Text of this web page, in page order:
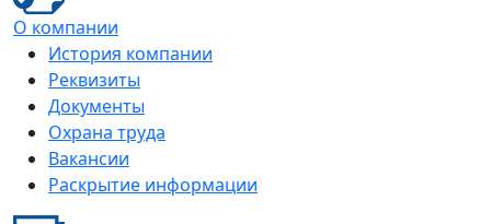
О компании
История компании
Реквизиты
Документы
Охрана труда
Вакансии
Раскрытие информации